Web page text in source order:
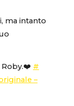
ma intanto
Roby.❤️ #
–